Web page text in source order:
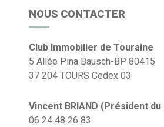
NOUS CONTACTER
Club Immobilier de Touraine
5 Allée Pina Bausch-BP 80415
37 204 TOURS Cedex 03
Vincent BRIAND (Président du
06 24 48 26 83